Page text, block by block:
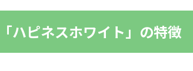
ハピネスホワイト」の特徴